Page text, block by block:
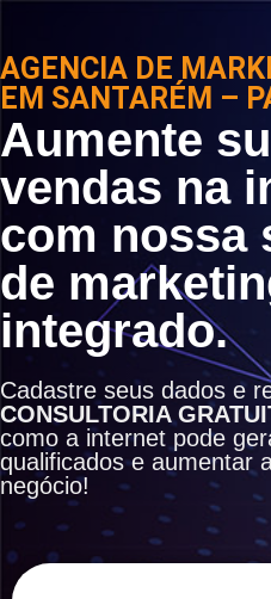
AGENCIA DE
EM SANTARÉM –
Aumente
vendas na
com nossa
de
integrado.
Cadastre seus dados e
CONSULTORIA
como a internet pode
qualificados e aumentar
negócio!